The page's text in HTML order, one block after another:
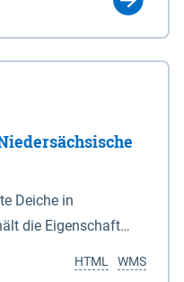
Deiche in
die Eigenschaft
WMS
HTML